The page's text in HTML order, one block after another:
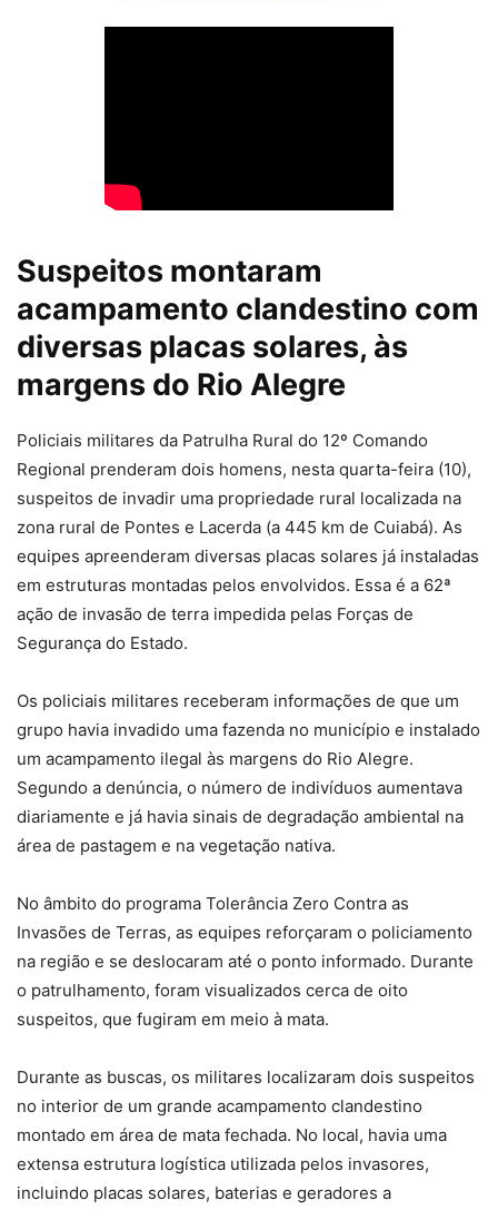
Suspeitos montaram
acampamento clandestino com
diversas placas solares, às
margens do Rio Alegre
Policiais militares da Patrulha Rural do 12º Comando
Regional prenderam dois homens, nesta quarta-feira (10),
suspeitos de invadir uma propriedade rural localizada na
zona rural de Pontes e Lacerda (a 445 km de Cuiabá). As
equipes apreenderam diversas placas solares já instaladas
em estruturas montadas pelos envolvidos. Essa é a 62ª
ação de invasão de terra impedida pelas Forças de
Segurança do Estado.
Os policiais militares receberam informações de que um
grupo havia invadido uma fazenda no município e instalado
um acampamento ilegal às margens do Rio Alegre.
Segundo a denúncia, o número de indivíduos aumentava
diariamente e já havia sinais de degradação ambiental na
área de pastagem e na vegetação nativa.
No âmbito do programa Tolerância Zero Contra as
Invasões de Terras, as equipes reforçaram o policiamento
na região e se deslocaram até o ponto informado. Durante
o patrulhamento, foram visualizados cerca de oito
suspeitos, que fugiram em meio à mata.
Durante as buscas, os militares localizaram dois suspeitos
no interior de um grande acampamento clandestino
montado em área de mata fechada. No local, havia uma
extensa estrutura logística utilizada pelos invasores,
incluindo placas solares, baterias e geradores a